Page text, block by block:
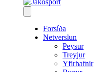
Forsíða
Netverslun
Peysur
Treyjur
Yfirhafnir